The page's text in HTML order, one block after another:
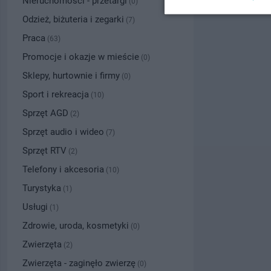
Odzież, biżuteria i zegarki (7)
Praca (63)
Promocje i okazje w mieście (0)
Sklepy, hurtownie i firmy (0)
Sport i rekreacja (10)
Sprzęt AGD (2)
Sprzęt audio i wideo (7)
Sprzęt RTV (2)
Telefony i akcesoria (10)
Turystyka (1)
Usługi (1)
Zdrowie, uroda, kosmetyki (0)
Zwierzęta (2)
Zwierzęta - zaginęło zwierzę (0)